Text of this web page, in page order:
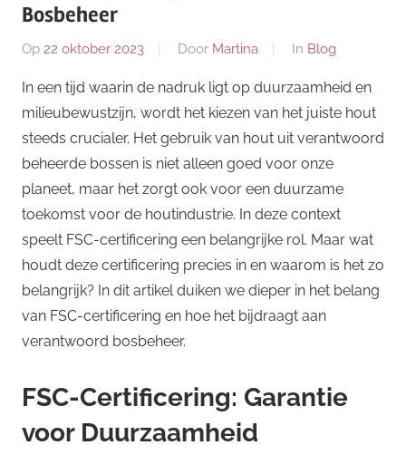
Bosbeheer
Op 22 oktober 2023 Door Martina In Blog
In een tijd waarin de nadruk ligt op duurzaamheid en
milieubewustzijn, wordt het kiezen van het juiste hout
steeds crucialer. Het gebruik van hout uit verantwoord
beheerde bossen is niet alleen goed voor onze
planeet, maar het zorgt ook voor een duurzame
toekomst voor de houtindustrie. In deze context
speelt FSC-certificering een belangrijke rol. Maar wat
houdt deze certificering precies in en waarom is het zo
belangrijk? In dit artikel duiken we dieper in het belang
van FSC-certificering en hoe het bijdraagt aan
verantwoord bosbeheer.
FSC-Certificering: Garantie
voor Duurzaamheid